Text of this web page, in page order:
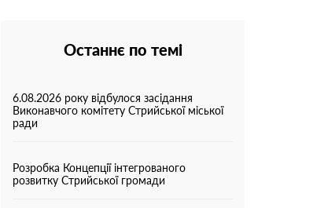
Останнє по темі
6.08.2026 року відбулося засідання
Виконавчого комітету Стрийської міської
ради
Розробка Концепції інтегрованого
розвитку Стрийської громади